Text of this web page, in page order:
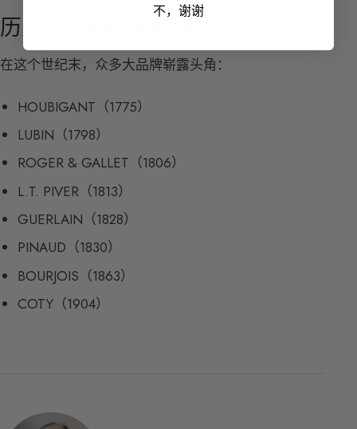
历史悠久的经典品牌
在这个世纪末，众多大品牌崭露头角：
HOUBIGANT（1775）
LUBIN（1798）
ROGER & GALLET（1806）
L.T. PIVER（1813）
GUERLAIN（1828）
PINAUD（1830）
BOURJOIS（1863）
COTY（1904）
不，谢谢